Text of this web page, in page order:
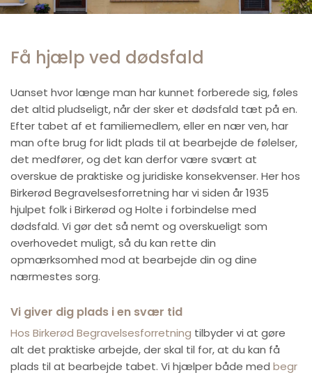
Få hjælp ved dødsfald
Uanset hvor længe man har kunnet forberede sig, føles
det altid pludseligt, når der sker et dødsfald tæt på en.
Efter tabet af et familiemedlem, eller en nær ven, har
man ofte brug for lidt plads til at bearbejde de følelser,
det medfører, og det kan derfor være svært at
overskue de praktiske og juridiske konsekvenser. Her hos
Birkerød Begravelsesforretning har vi siden år 1935
hjulpet folk i Birkerød og Holte i forbindelse med
dødsfald. Vi gør det så nemt og overskueligt som
overhovedet muligt, så du kan rette din
opmærksomhed mod at bearbejde din og dine
nærmestes sorg.
Vi giver dig plads i en svær tid
Hos Birkerød Begravelsesforretning tilbyder vi at gøre
alt det praktiske arbejde, der skal til for, at du kan få
plads til at bearbejde tabet. Vi hjælper både med begr